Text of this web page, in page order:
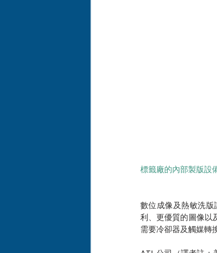
標籤廠的內部製版設
數位成像及熱敏洗
利、更優質的圖像以
需要冷卻器及觸媒轉